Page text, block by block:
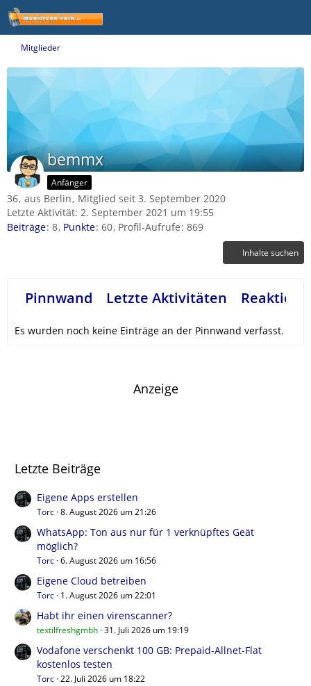
Mitglieder
bemmx
Anfänger
36 aus Berlin Mitglied seit 3. September 2020
Letzte Aktivität: 2. September 2021 um 19:55
Beiträge 8 Punkte 60 Profil-Aufrufe 869
Inhalte suchen
Pinnwand Letzte Aktivitäten
Es wurden noch keine Einträge an der Pinnwand verfasst.
Anzeige
Letzte Beiträge
Eigene Apps erstellen
Torc 8. August 2026 um 21:26
WhatsApp: Ton aus nur für 1 verknüpftes Geät
möglich?
Torc 6. August 2026 um 16:56
Eigene Cloud betreiben
Torc 1. August 2026 um 22:01
Habt ihr einen virenscanner?
textilfreshgmbh 31. Juli 2026 um 19:19
Vodafone verschenkt 100 GB: Prepaid-Allnet-Flat
kostenlos testen
Torc 22. Juli 2026 um 18:22